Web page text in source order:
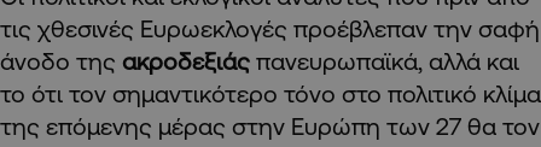
τις χθεσινές Ευρωεκλογές προέβλεπαν την σαφή
άνοδο της ακροδεξιάς πανευρωπαϊκά, αλλά και
το ότι τον σημαντικότερο τόνο στο πολιτικό κλίμα
της επόμενης μέρας στην Ευρώπη των 27 θα τον